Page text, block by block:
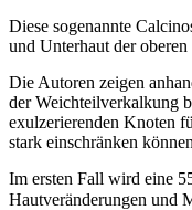
Diese sogenannte
und Unterhaut der
Die Autoren zeigen
der Weichteilverkalkung
exulzerierenden Knoten
stark einschränken
Im ersten Fall wird eine
Hautveränderungen und